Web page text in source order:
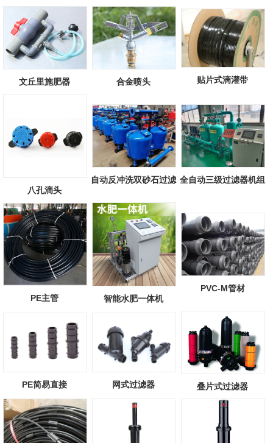
文丘里施肥器 合金喷头 贴片式滴灌带
八孔滴头
自动反冲洗双砂石过滤 全自动三级过滤器机组
PE主管 智能水肥一体机
PVC-M管材
PE简易直接 网式过滤器 叠片式过滤器